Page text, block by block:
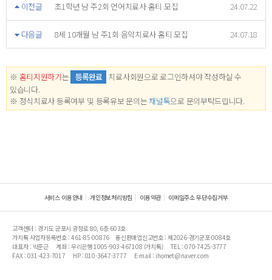
이전글 초1학년 남 주2회 언어치료사 홈티 모집 24.07.22
다음글 8세 10개월 남 주1회 음악치료사 홈티 모집 24.07.18
※ 홈티지원하기는 등록완료 치료사회원으로 로그인하셔야 작성하실 수
있습니다.
※ 정식치료사 등록여부 및 등록유보 문의는 채널톡으로 문의부탁드립니다.
서비스 이용안내 개인정보처리방침 이용약관 이메일주소 무단수집거부
고객센터 : 경기도 군포시 광정로 80, 6층 603호
가치톡 사업자등록번호 : 461-85-00876
통신판매업신고번호 : 제2026-경기군포-0084호
대표자 : 박준근
계좌 : 우리은행 1005-903-467108 (가치톡)
TEL : 070-7425-3777
FAX : 031-423-7017
HP : 010-3647-3777 E-mail : ihomet@naver.com